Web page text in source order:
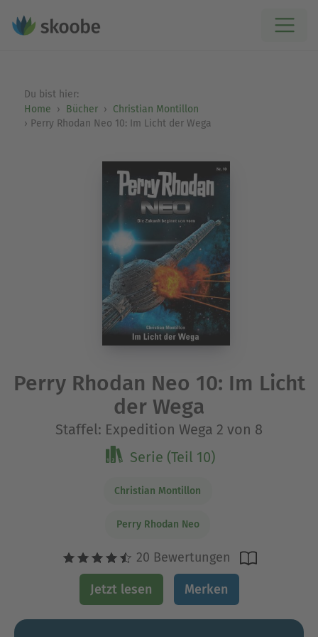
Du bist hier:
Home
Bücher
Christian Montillon
Perry Rhodan Neo 10: Im Licht der Wega
Perry Rhodan Neo 10: Im Licht
der Wega
Staffel: Expedition Wega 2 von 8
Serie (Teil 10)
Christian Montillon
Perry Rhodan Neo
20 Bewertungen
Jetzt lesen Merken